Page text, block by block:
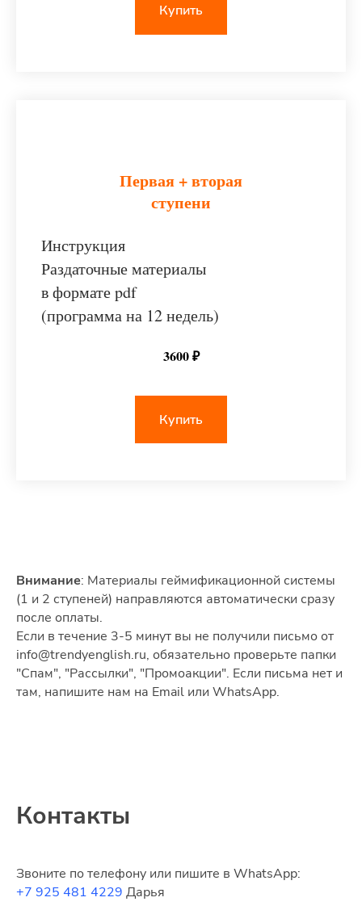
Купить
Первая + вторая
ступени
Инструкция
Раздаточные материалы
в формате pdf
(программа на 12 недель)
3600 ₽
Купить
Внимание: Материалы геймификационной системы
(1 и 2 ступеней) направляются автоматически сразу
после оплаты.
Если в течение 3-5 минут вы не получили письмо от
info@trendyenglish.ru, обязательно проверьте папки
"Спам", "Рассылки", "Промоакции". Если письма нет и
там, напишите нам на Email или WhatsApp.
Контакты
Звоните по телефону или пишите в WhatsApp:
+7 925 481 4229 Дарья